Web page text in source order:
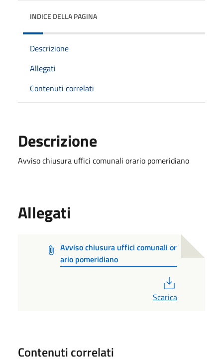
INDICE DELLA PAGINA
Descrizione
Allegati
Contenuti correlati
Descrizione
Avviso chiusura uffici comunali orario pomeridiano
Allegati
Avviso chiusura uffici comunali or
ario pomeridiano
Scarica
Contenuti correlati